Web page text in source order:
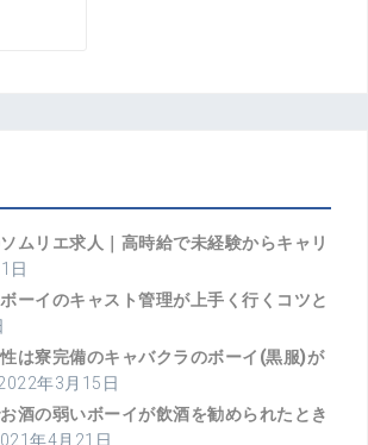
ムリエ求人｜高時給で未経験からキャリ
日
ーイのキャスト管理が上手く行くコツと
性は寮完備のキャバクラのボーイ(黒服)が
年3月15日
酒の弱いボーイが飲酒を勧められたとき
年4月21日